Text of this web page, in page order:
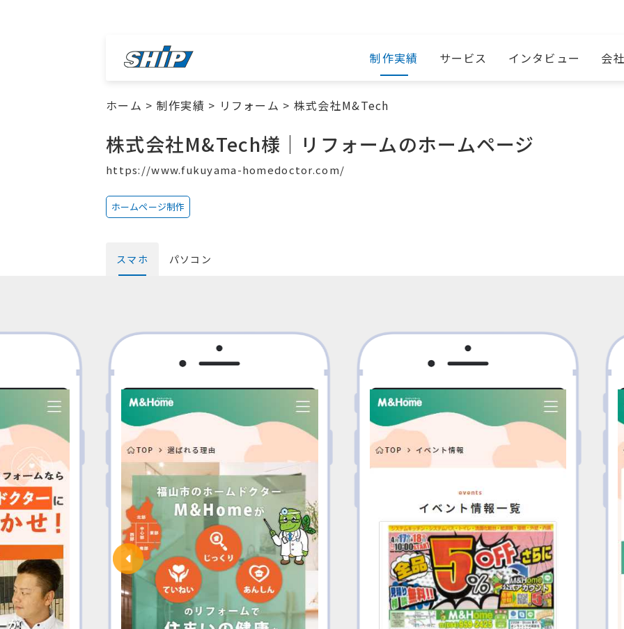
制作実績 サービス インタビュー 会
ホーム > 制作実績 > リフォーム > 株式会社M&Tech
株式会社M&Tech様｜リフォームのホームページ
https://www.fukuyama-homedoctor.com/
ホームページ制作
スマホ パソコン